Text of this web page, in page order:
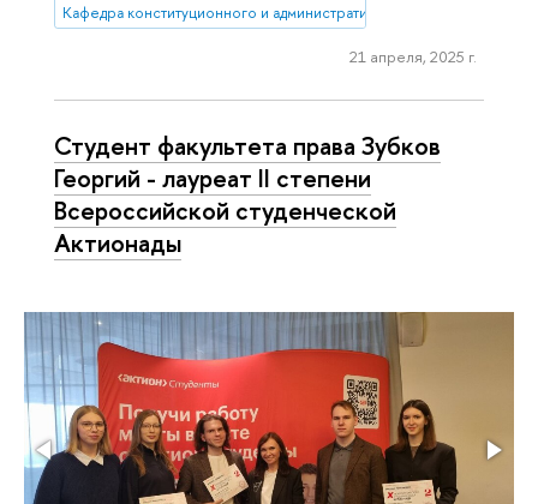
Кафедра конституционного и административного права (Нижний
21 апреля, 2025 г.
Студент факультета права Зубков
Георгий - лауреат II степени
Всероссийской студенческой
Актионады